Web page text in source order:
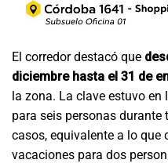
El corredor destacó que
diciembre hasta el 31 de
la zona. La clave estuvo
para seis personas durante
casos, equivalente a lo que
vacaciones para dos